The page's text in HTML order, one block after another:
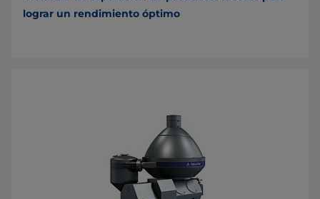
lograr un rendimiento óptimo